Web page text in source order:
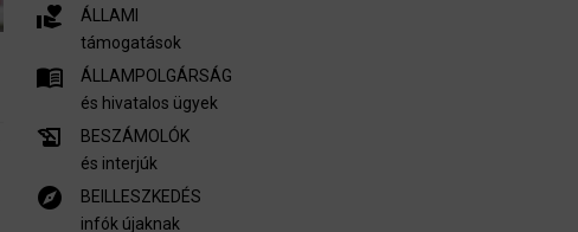
volunteer_activism
ÁLLAMI
támogatások
menu_book
ÁLLAMPOLGÁRSÁG
és hivatalos ügyek
history_edu
BESZÁMOLÓK
és interjúk
explore
BEILLESZKEDÉS
infók újaknak